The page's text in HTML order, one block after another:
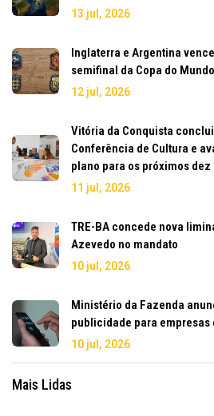
13 jul, 2026
Inglaterra e Argentina
semifinal da Copa do Mundo
12 jul, 2026
Vitória da Conquista
Conferência de Cultura e
plano para os próximos dez
11 jul, 2026
TRE-BA concede nova
Azevedo no mandato
10 jul, 2026
Ministério da Fazenda
publicidade para empresas
10 jul, 2026
Mais Lidas